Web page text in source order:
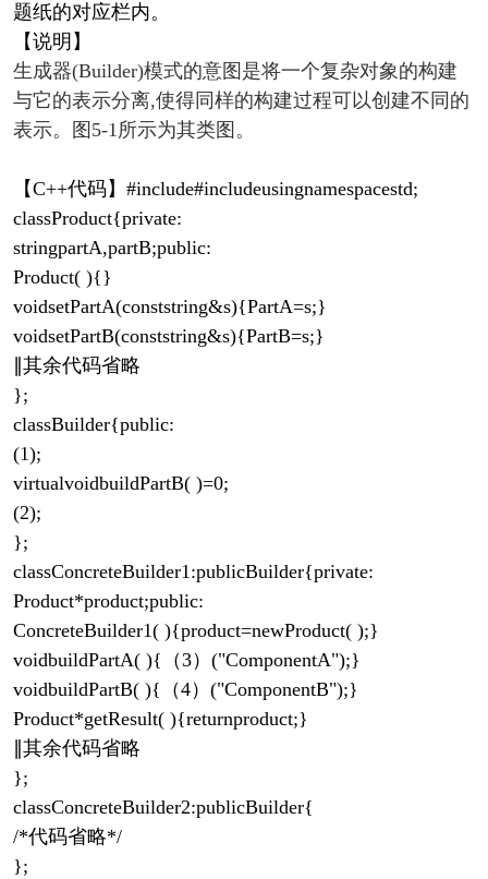
题纸的对应栏内。
【说明】
生成器(Builder)模式的意图是将一个复杂对象的构建
与它的表示分离,使得同样的构建过程可以创建不同的
表示。图5-1所示为其类图。
【C++代码】#include#includeusingnamespacestd;
classProduct{private:
stringpartA,partB;public:
Product( ){}
voidsetPartA(conststring&s){PartA=s;}
voidsetPartB(conststring&s){PartB=s;}
∥其余代码省略
};
classBuilder{public:
(1);
virtualvoidbuildPartB( )=0;
(2);
};
classConcreteBuilder1:publicBuilder{private:
Product*product;public:
ConcreteBuilder1( ){product=newProduct( );}
voidbuildPartA( ){（3）("ComponentA");}
voidbuildPartB( ){（4）("ComponentB");}
Product*getResult( ){returnproduct;}
∥其余代码省略
};
classConcreteBuilder2:publicBuilder{
/*代码省略*/
};